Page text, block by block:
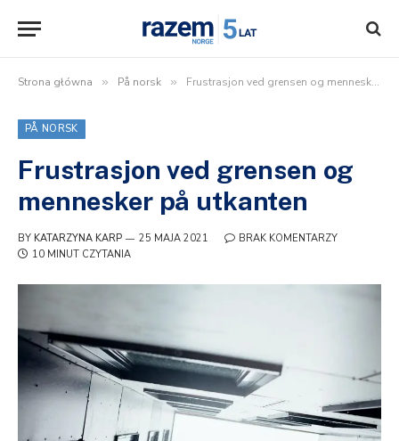
Strona główna » På norsk » Frustrasjon ved grensen og mennesker på utkanten
PÅ NORSK
Frustrasjon ved grensen og
mennesker på utkanten
BY KATARZYNA KARP 25 MAJA 2021
BRAK KOMENTARZY
10 MINUT CZYTANIA